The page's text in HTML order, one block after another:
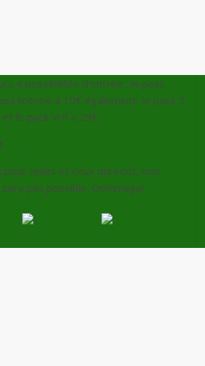
4 possibilités d’entrée : le pass
licencié à 10€ également, le pass 3
le pack VIP à 29€.
.
pour celles et ceux qui iront, moi
pas possible. Dommage!